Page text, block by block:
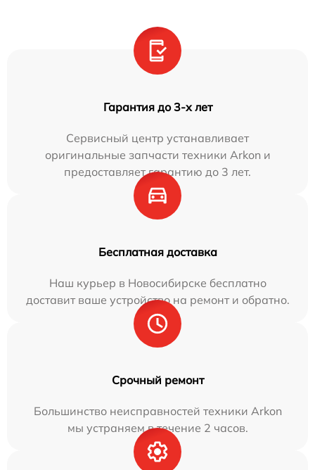
Гарантия до 3-х лет
Сервисный центр устанавливает
оригинальные запчасти техники Arkon и
предоставляет гарантию до 3 лет.
Бесплатная доставка
Наш курьер в Новосибирске бесплатно
доставит ваше устройство на ремонт и обратно.
Срочный ремонт
Большинство неисправностей техники Arkon
мы устраняем в течение 2 часов.